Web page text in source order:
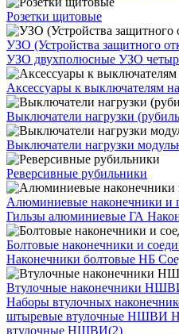
Розетки щитовые
УЗО (Устройства защитного
УЗО двухполюсные УЗО
Аксессуары к выключателям
Выключатели нагрузки
Выключатели нагрузки
Реверсивные рубильники
Алюминиевые наконечники и
Гильзы алюминиевые ГА
Болтовые наконечники и
Наконечники болтовые НБ
Втулочные наконечники
Наборы втулочных
штыревые втулочные НШВИ
втулочные НШВИ(2)